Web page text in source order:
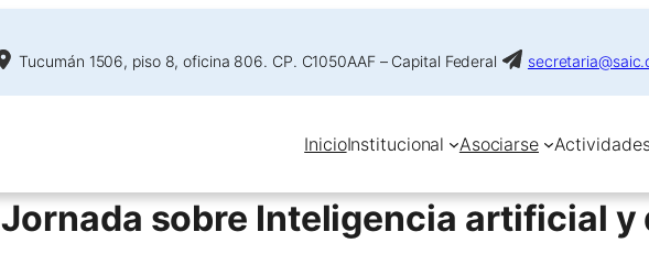
Tucumán 1506, piso 8, oficina 806. CP. C1050AAF – Capital Federal
InicioInstitucional Asociarse
Jornada sobre Inteligencia artificial y